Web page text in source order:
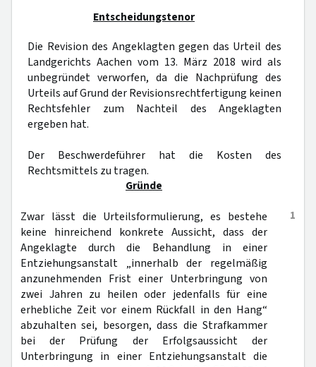
Entscheidungstenor
Die Revision des Angeklagten gegen das Urteil des
Landgerichts Aachen vom 13. März 2018 wird als
unbegründet verworfen, da die Nachprüfung des
Urteils auf Grund der Revisionsrechtfertigung keinen
Rechtsfehler zum Nachteil des Angeklagten
ergeben hat.
Der Beschwerdeführer hat die Kosten des
Rechtsmittels zu tragen.
Gründe
1
Zwar lässt die Urteilsformulierung, es bestehe
keine hinreichend konkrete Aussicht, dass der
Angeklagte durch die Behandlung in einer
Entziehungsanstalt „innerhalb der regelmäßig
anzunehmenden Frist einer Unterbringung von
zwei Jahren zu heilen oder jedenfalls für eine
erhebliche Zeit vor einem Rückfall in den Hang“
abzuhalten sei, besorgen, dass die Strafkammer
bei der Prüfung der Erfolgsaussicht der
Unterbringung in einer Entziehungsanstalt die